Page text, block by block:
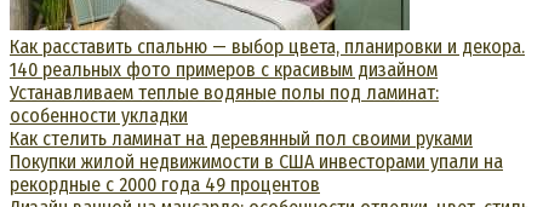
Как расставить спальню — выбор цвета, планировки и декора.
140 реальных фото примеров с красивым дизайном
Устанавливаем теплые водяные полы под ламинат:
особенности укладки
Как стелить ламинат на деревянный пол своими руками
Покупки жилой недвижимости в США инвесторами упали на
рекордные с 2000 года 49 процентов